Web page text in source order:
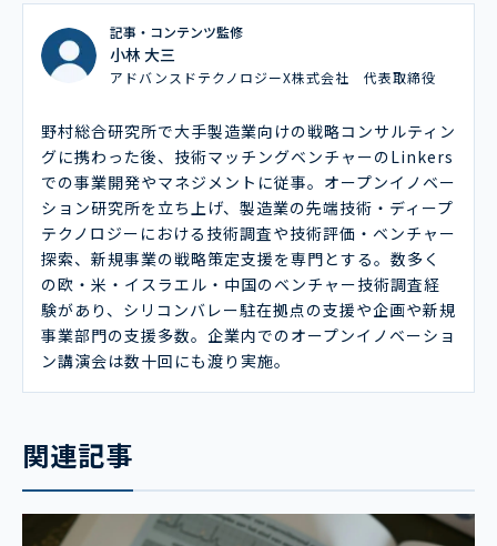
記事・コンテンツ監修
小林 大三
アドバンスドテクノロジーX株式会社 代表取締役
野村総合研究所で大手製造業向けの戦略コンサルティン
グに携わった後、技術マッチングベンチャーのLinkers
での事業開発やマネジメントに従事。オープンイノベー
ション研究所を立ち上げ、製造業の先端技術・ディープ
テクノロジーにおける技術調査や技術評価・ベンチャー
探索、新規事業の戦略策定支援を専門とする。数多く
の欧・米・イスラエル・中国のベンチャー技術調査経
験があり、シリコンバレー駐在拠点の支援や企画や新規
事業部門の支援多数。企業内でのオープンイノベーショ
ン講演会は数十回にも渡り実施。
関連記事